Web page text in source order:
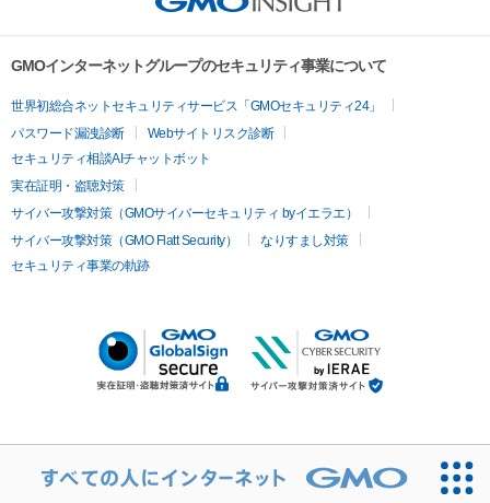
GMOインターネットグループのセキュリティ事業について
世界初総合ネットセキュリティサービス「GMOセキュリティ24」
パスワード漏洩診断
Webサイトリスク診断
セキュリティ相談AIチャットボット
実在証明・盗聴対策
サイバー攻撃対策（GMOサイバーセキュリティ byイエラエ）
サイバー攻撃対策（GMO Flatt Security）
なりすまし対策
セキュリティ事業の軌跡